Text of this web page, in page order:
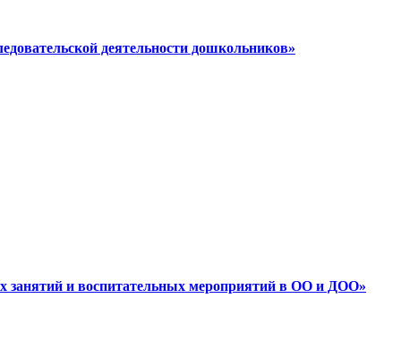
деятельности дошкольников»
занятий и воспитательных мероприятий в ОО и ДОО»